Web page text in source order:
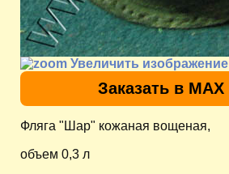
Увеличить изображение
Заказать в MAX
Фляга "Шар" кожаная вощеная,
объем 0,3 л